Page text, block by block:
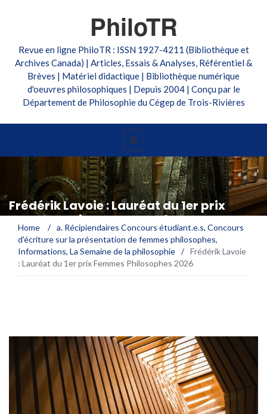
PhiloTR
Revue en ligne PhiloTR : ISSN 1927-4211 (Bibliothèque et
Archives Canada) | Articles, Essais & Analyses, Référentiel &
Brèves | Matériel didactique | Bibliothèque numérique
d'oeuvres philosophiques | Depuis 2004 | Conçu par le
Département de Philosophie du Cégep de Trois-Rivières
Frédérik Lavoie : Lauréat du 1er prix
Femmes Philosophes 2026
Home / a. Récipiendaires Concours étudiant.e.s, Concours
d'écriture sur la présentation de femmes philosophes,
Informations, La Semaine de la philosophie / Frédérik Lavoie
: Lauréat du 1er prix Femmes Philosophes 2026